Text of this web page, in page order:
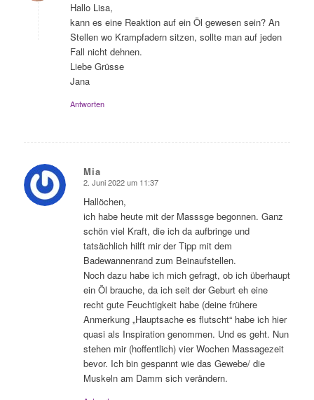
Hallo Lisa,
kann es eine Reaktion auf ein Öl gewesen sein? An
Stellen wo Krampfadern sitzen, sollte man auf jeden
Fall nicht dehnen.
Liebe Grüsse
Jana
Antworten
Mia
sagte:
2. Juni 2022 um 11:37
Hallöchen,
ich habe heute mit der Masssge begonnen. Ganz
schön viel Kraft, die ich da aufbringe und
tatsächlich hilft mir der Tipp mit dem
Badewannenrand zum Beinaufstellen.
Noch dazu habe ich mich gefragt, ob ich überhaupt
ein Öl brauche, da ich seit der Geburt eh eine
recht gute Feuchtigkeit habe (deine frühere
Anmerkung „Hauptsache es flutscht“ habe ich hier
quasi als Inspiration genommen. Und es geht. Nun
stehen mir (hoffentlich) vier Wochen Massagezeit
bevor. Ich bin gespannt wie das Gewebe/ die
Muskeln am Damm sich verändern.